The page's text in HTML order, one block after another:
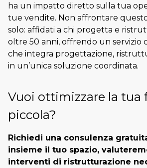
ha un impatto diretto sulla tua
tue vendite. Non affrontare
solo: affidati a chi progetta e
oltre 50 anni, offrendo un servizio
che integra progettazione,
in un’unica soluzione coordinata.
Vuoi ottimizzare la tua
piccola?
Richiedi una consulenza
insieme il tuo spazio,
interventi di ristrutturazione